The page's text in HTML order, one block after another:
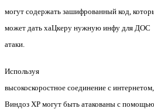
могут содержать зашифрованный код,
может дать хаЦкеру нужную инфу для ДОС
атаки.
Используя
высокоскоростное соединение с интернетом,
Виндоз ХР могут быть атакованы с помощью